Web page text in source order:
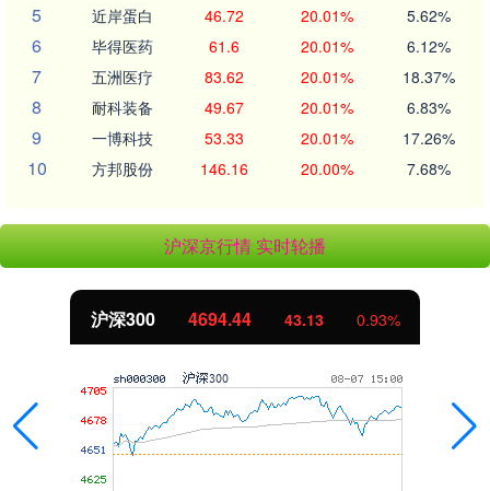
5 近岸蛋白 46.72 20.01% 5.62%
6 毕得医药 61.6 20.01% 6.12%
7 五洲医疗 83.62 20.01% 18.37%
8 耐科装备 49.67 20.01% 6.83%
9 一博科技 53.33 20.01% 17.26%
10 方邦股份 146.16 20.00% 7.68%
沪深京行情 实时轮播
沪深300 4694.44 43.13 0.93%